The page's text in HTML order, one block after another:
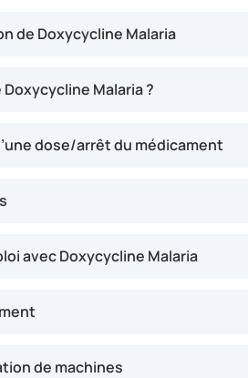
de Doxycycline Malaria
Malaria ?
dose/arrêt du médicament
avec Doxycycline Malaria
de machines